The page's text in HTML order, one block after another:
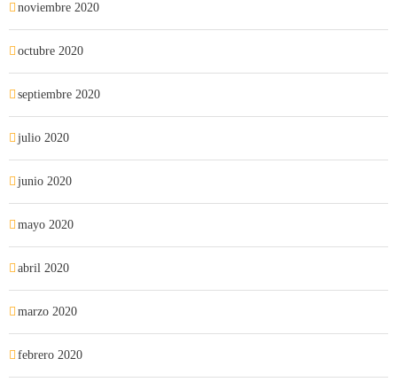
noviembre 2020
octubre 2020
septiembre 2020
julio 2020
junio 2020
mayo 2020
abril 2020
marzo 2020
febrero 2020